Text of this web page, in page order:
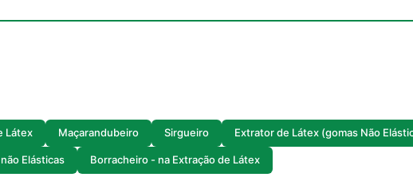
Látex Maçarandubeiro Sirgueiro Extrator de Látex (gomas Não
Elásticas Borracheiro - na Extração de Látex